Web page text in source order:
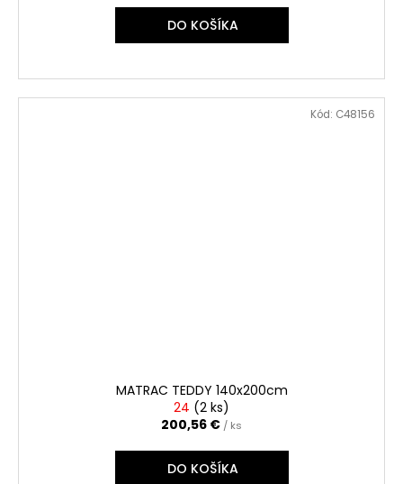
DO KOŠÍKA
MATRAC TEDDY 140x200cm
24 (2 ks)
200,56 € / ks
DO KOŠÍKA
Kód: C48156